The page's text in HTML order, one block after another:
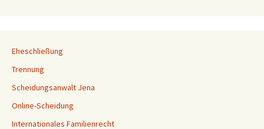
Eheschließung
Trennung
Scheidungsanwalt Jena
Online-Scheidung
Internationales Familienrecht